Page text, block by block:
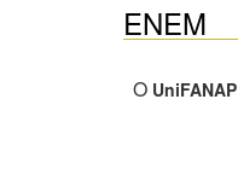
ENEM
O UniFANAP